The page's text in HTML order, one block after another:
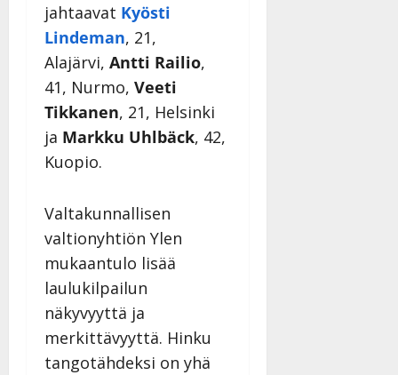
jahtaavat Kyösti
Lindeman, 21,
Alajärvi, Antti Railio,
41, Nurmo, Veeti
Tikkanen, 21, Helsinki
ja Markku Uhlbäck, 42,
Kuopio.
Valtakunnallisen
valtionyhtiön Ylen
mukaantulo lisää
laulukilpailun
näkyvyyttä ja
merkittävyyttä. Hinku
tangotähdeksi on yhä